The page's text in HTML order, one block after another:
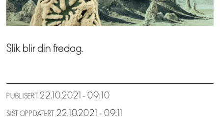
Slik blir din fredag.
PUBLISERT 22.10.2021 - 09:10
SIST OPPDATERT 22.10.2021 - 09:11